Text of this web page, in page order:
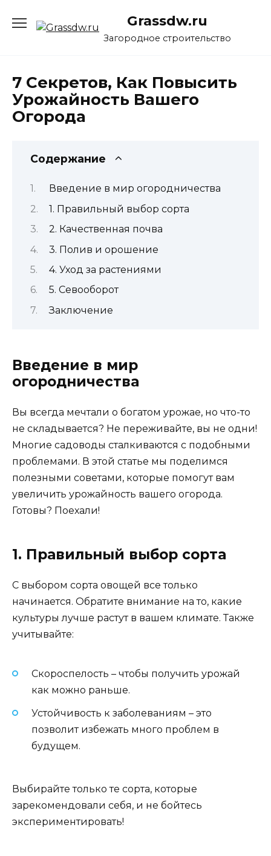
содержанию
Grassdw.ru
Загородное строительство
7 Секретов, Как Повысить
Урожайность Вашего
Огорода
Содержание
Введение в мир огородничества
1. Правильный выбор сорта
2. Качественная почва
3. Полив и орошение
4. Уход за растениями
5. Севооборот
Заключение
Введение в мир
огородничества
Вы всегда мечтали о богатом урожае, но что-то
не складывается? Не переживайте, вы не одни!
Многие садоводы сталкиваются с подобными
проблемами. В этой статье мы поделимся
полезными советами, которые помогут вам
увеличить урожайность вашего огорода.
Готовы? Поехали!
1. Правильный выбор сорта
С выбором сорта овощей все только
начинается. Обратите внимание на то, какие
культуры лучше растут в вашем климате. Также
учитывайте:
Скороспелость – чтобы получить урожай
как можно раньше.
Устойчивость к заболеваниям – это
позволит избежать много проблем в
будущем.
Выбирайте только те сорта, которые
зарекомендовали себя, и не бойтесь
экспериментировать!